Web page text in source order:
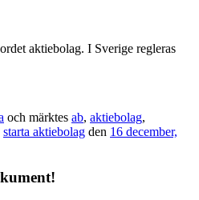
aktiebolag. I Sverige regleras
och märktes ab, aktiebolag,
starta aktiebolag den 16 december,